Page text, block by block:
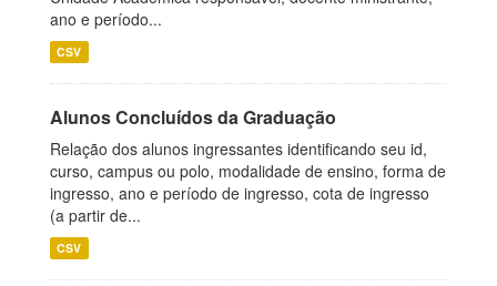
ano e período...
CSV
Alunos Concluídos da Graduação
Relação dos alunos ingressantes identificando seu id,
curso, campus ou polo, modalidade de ensino, forma de
ingresso, ano e período de ingresso, cota de ingresso
(a partir de...
CSV